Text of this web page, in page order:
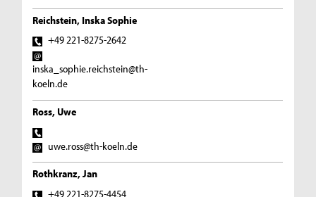
Reichstein, Inska Sophie
+49 221-8275-2642
inska_sophie.reichstein@th-
koeln.de
Ross, Uwe
uwe.ross@th-koeln.de
Rothkranz, Jan
+49 221-8275-4454